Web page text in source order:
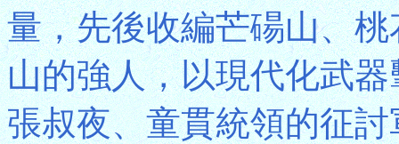
量，先後收編芒碭山、
山的強人，以現代化武
張叔夜、童貫統領的征